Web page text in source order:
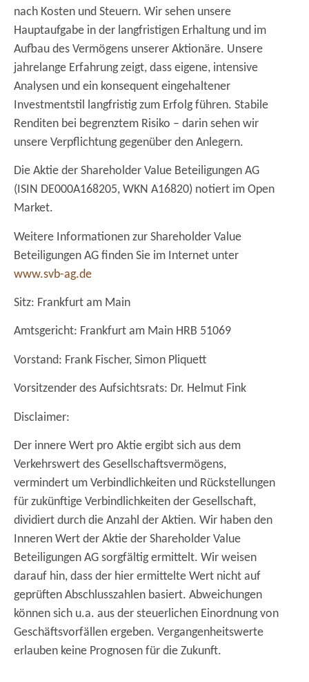
nach Kosten und Steuern. Wir sehen unsere
Hauptaufgabe in der langfristigen Erhaltung und im
Aufbau des Vermögens unserer Aktionäre. Unsere
jahrelange Erfahrung zeigt, dass eigene, intensive
Analysen und ein konsequent eingehaltener
Investmentstil langfristig zum Erfolg führen. Stabile
Renditen bei begrenztem Risiko – darin sehen wir
unsere Verpflichtung gegenüber den Anlegern.
Die Aktie der Shareholder Value Beteiligungen AG
(ISIN DE000A168205, WKN A16820) notiert im Open
Market.
Weitere Informationen zur Shareholder Value
Beteiligungen AG finden Sie im Internet unter
www.svb-ag.de
Sitz: Frankfurt am Main
Amtsgericht: Frankfurt am Main HRB 51069
Vorstand: Frank Fischer, Simon Pliquett
Vorsitzender des Aufsichtsrats: Dr. Helmut Fink
Disclaimer:
Der innere Wert pro Aktie ergibt sich aus dem
Verkehrswert des Gesellschaftsvermögens,
vermindert um Verbindlichkeiten und Rückstellungen
für zukünftige Verbindlichkeiten der Gesellschaft,
dividiert durch die Anzahl der Aktien. Wir haben den
Inneren Wert der Aktie der Shareholder Value
Beteiligungen AG sorgfältig ermittelt. Wir weisen
darauf hin, dass der hier ermittelte Wert nicht auf
geprüften Abschlusszahlen basiert. Abweichungen
können sich u.a. aus der steuerlichen Einordnung von
Geschäftsvorfällen ergeben. Vergangenheitswerte
erlauben keine Prognosen für die Zukunft.